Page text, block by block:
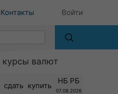
Контакты Войти
валют
сдать купить
НБ РБ
07.08.2026